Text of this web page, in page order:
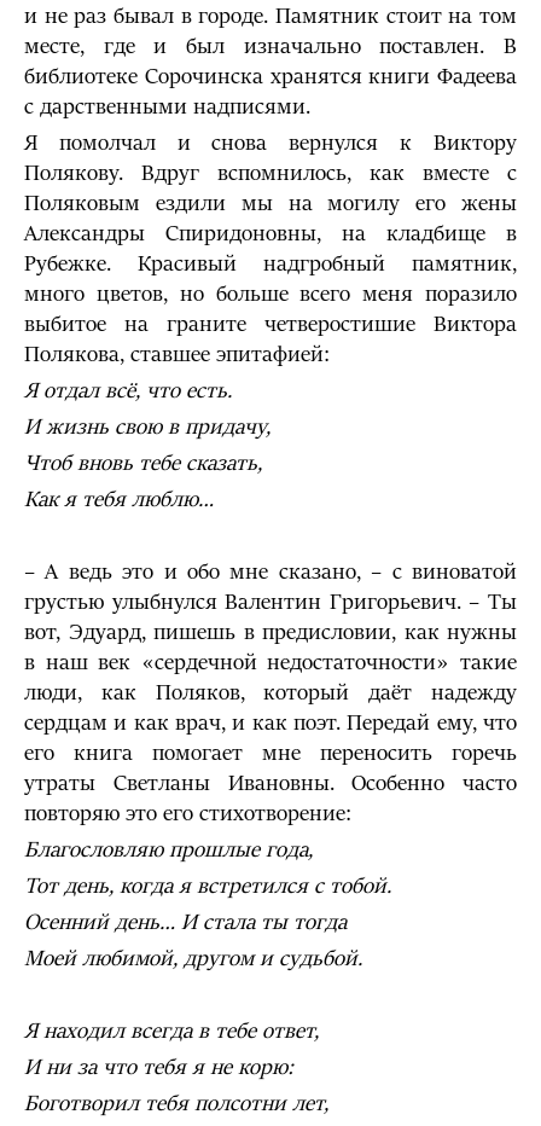
и не раз бывал в городе. Памятник стоит на том
месте, где и был изначально поставлен. В
библиотеке Сорочинска хранятся книги Фадеева
с дарственными надписями.
Я помолчал и снова вернулся к Виктору
Полякову. Вдруг вспомнилось, как вместе с
Поляковым ездили мы на могилу его жены
Александры Спиридоновны, на кладбище в
Рубежке. Красивый надгробный памятник,
много цветов, но больше всего меня поразило
выбитое на граните четверостишие Виктора
Полякова, ставшее эпитафией:
Я отдал всё, что есть.
И жизнь свою в придачу,
Чтоб вновь тебе сказать,
Как я тебя люблю…
– А ведь это и обо мне сказано, – с виноватой
грустью улыбнулся Валентин Григорьевич. – Ты
вот, Эдуард, пишешь в предисловии, как нужны
в наш век «сердечной недостаточности» такие
люди, как Поляков, который даёт надежду
сердцам и как врач, и как поэт. Передай ему, что
его книга помогает мне переносить горечь
утраты Светланы Ивановны. Особенно часто
повторяю это его стихотворение:
Благословляю прошлые года,
Тот день, когда я встретился с тобой.
Осенний день… И стала ты тогда
Моей любимой, другом и судьбой.
Я находил всегда в тебе ответ,
И ни за что тебя я не корю:
Боготворил тебя полсотни лет,